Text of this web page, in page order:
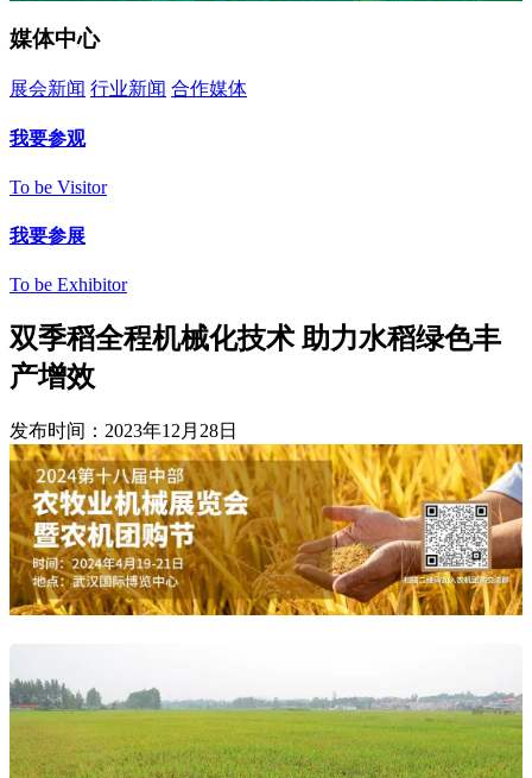
媒体中心
展会新闻 行业新闻 合作媒体
我要参观
To be Visitor
我要参展
To be Exhibitor
双季稻全程机械化技术 助力水稻绿色丰
产增效
发布时间：2023年12月28日